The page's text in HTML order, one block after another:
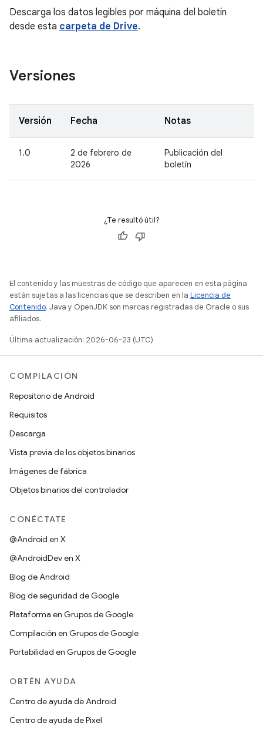
Descarga los datos legibles por máquina del boletín
desde esta carpeta de Drive.
Versiones
Versión Fecha Notas
1.0
2 de febrero de
2026
Publicación del
boletín
¿Te resultó útil?
El contenido y las muestras de código que aparecen en esta página
están sujetas a las licencias que se describen en la Licencia de
Contenido. Java y OpenJDK son marcas registradas de Oracle o sus
afiliados.
Última actualización: 2026-06-23 (UTC)
COMPILACIÓN
Repositorio de Android
Requisitos
Descarga
Vista previa de los objetos binarios
Imágenes de fábrica
Objetos binarios del controlador
CONÉCTATE
@Android en X
@AndroidDev en X
Blog de Android
Blog de seguridad de Google
Plataforma en Grupos de Google
Compilación en Grupos de Google
Portabilidad en Grupos de Google
OBTÉN AYUDA
Centro de ayuda de Android
Centro de ayuda de Pixel